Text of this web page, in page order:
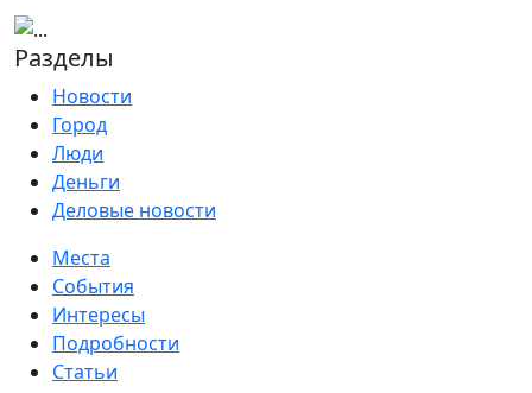
Разделы
Новости
Город
Люди
Деньги
Деловые новости
Места
События
Интересы
Подробности
Статьи